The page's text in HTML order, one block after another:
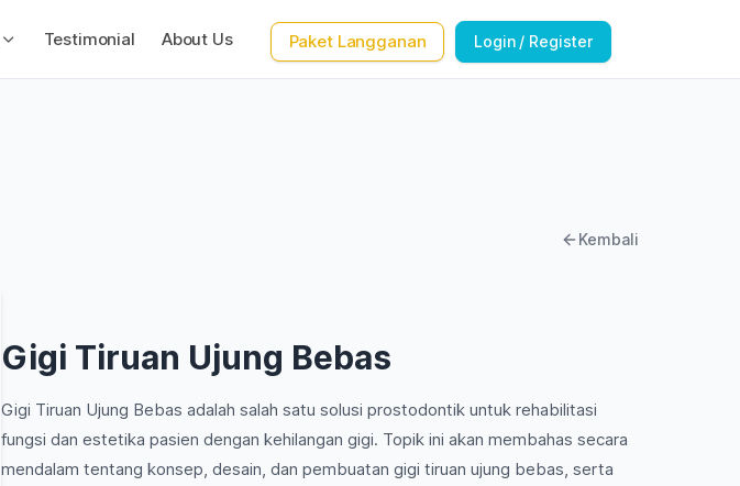
Testimonial About Us Paket Langganan Login / Register
Kembali
Gigi Tiruan Ujung Bebas
Gigi Tiruan Ujung Bebas adalah salah satu solusi prostodontik untuk rehabilitasi
fungsi dan estetika pasien dengan kehilangan gigi. Topik ini akan membahas secara
mendalam tentang konsep, desain, dan pembuatan gigi tiruan ujung bebas, serta